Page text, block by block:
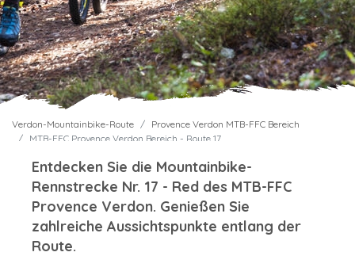
Verdon-Mountainbike-Route
Provence Verdon MTB-FFC Bereich
MTB-FFC Provence Verdon Bereich - Route 17
Entdecken Sie die Mountainbike-
Rennstrecke Nr. 17 - Red des MTB-FFC
Provence Verdon. Genießen Sie
zahlreiche Aussichtspunkte entlang der
Route.